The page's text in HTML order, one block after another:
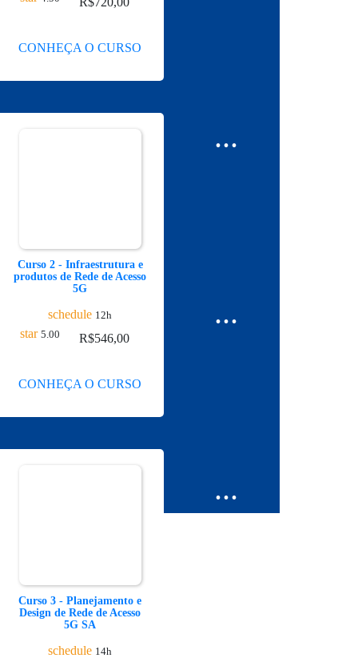
CONHEÇA O CURSO
Curso 2 - Infraestrutura e
produtos de Rede de Acesso
5G
schedule 12h
star 5.00 R$546,00
CONHEÇA O CURSO
Curso 3 - Planejamento e
Design de Rede de Acesso
5G SA
schedule 14h
...
...
...